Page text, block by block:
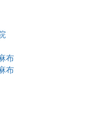
布
布